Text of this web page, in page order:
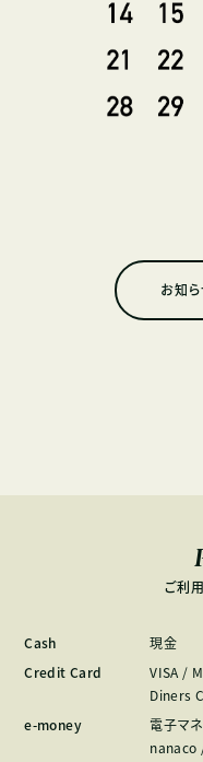
お知
ご利
Cash
現金
Credit Card
VISA /
Diners
e-money
電子マ
nanaco